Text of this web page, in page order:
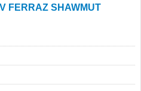
FERRAZ SHAWMUT